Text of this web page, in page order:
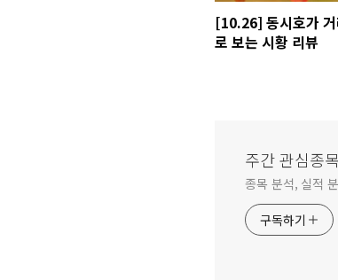
[10.26] 동시호가
로 보는 시황 리뷰
주간 관심종목
종목 분석, 실적
구독하기